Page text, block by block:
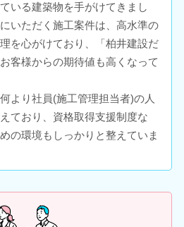
いる建築物を手がけてきまし
いただく施工案件は、高水準の
を心がけており、「柏井建設だ
客様からの期待値も高くなって
より社員(施工管理担当者)の人
ており、資格取得支援制度な
の環境もしっかりと整えていま